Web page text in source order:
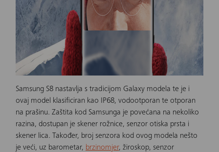
Samsung S8 nastavlja s tradicijom Galaxy modela te je i
ovaj model klasificiran kao IP68, vodootporan te otporan
na prašinu. Zaštita kod Samsunga je povećana na nekoliko
razina, dostupan je skener rožnice, senzor otiska prsta i
skener lica. Također, broj senzora kod ovog modela nešto
je veći, uz barometar, brzinomjer, žiroskop, senzor